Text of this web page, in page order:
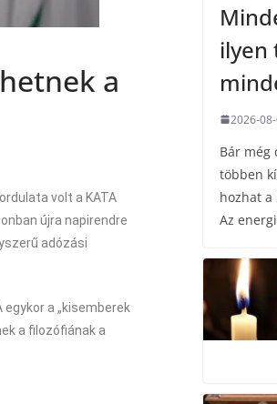
a
volt a KATA
újra napirendre
adózási
a „kisemberek
a filozófiának a
ilyen
2026-
Bár még
többen
hozhat a
Az